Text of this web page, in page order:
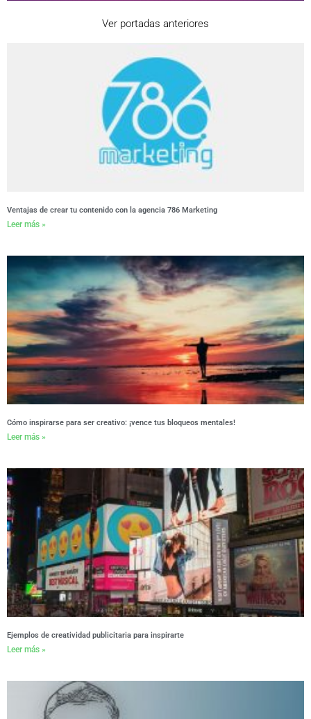
Ver portadas anteriores
Ventajas de crear tu contenido con la agencia 786 Marketing
Leer más »
Cómo inspirarse para ser creativo: ¡vence tus bloqueos mentales!
Leer más »
Ejemplos de creatividad publicitaria para inspirarte
Leer más »